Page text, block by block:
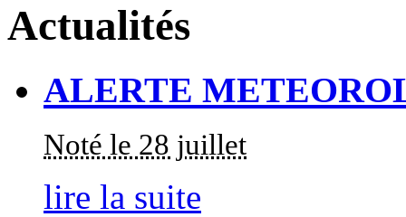
Actualités
ALERTE
Noté le 28 juillet
lire la suite